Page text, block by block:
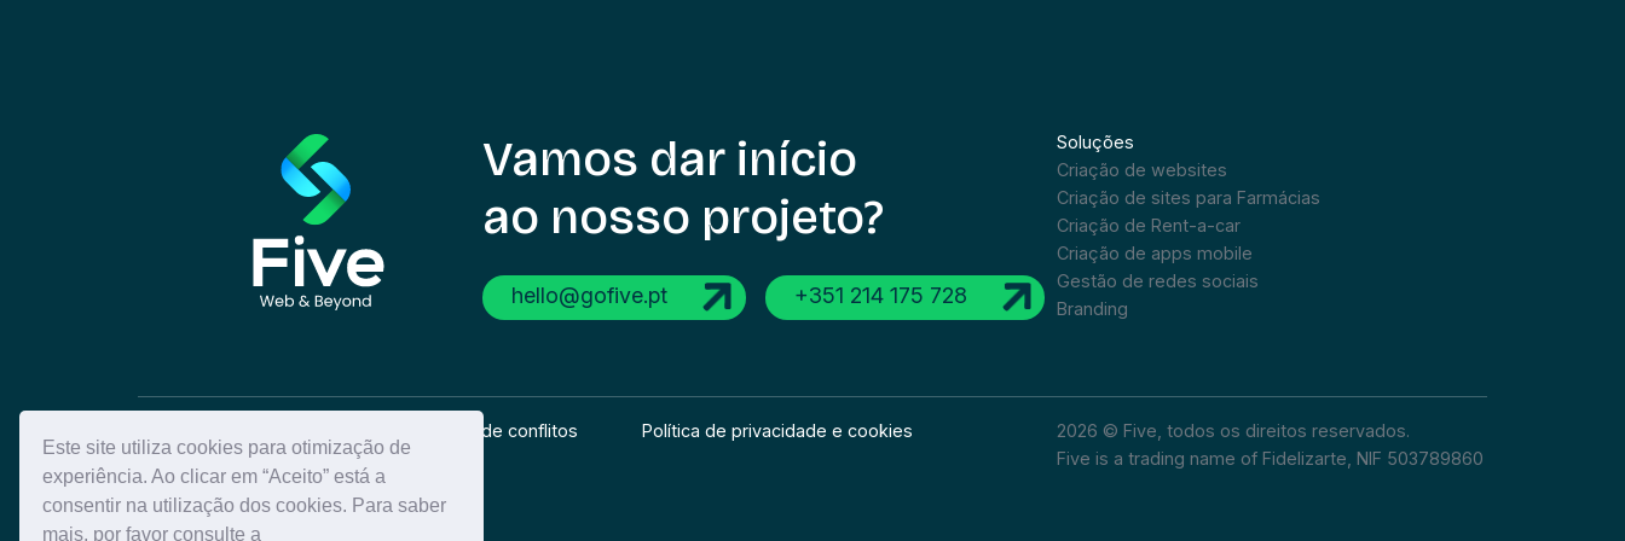
Este site utiliza cookies para otimização de
experiência. Ao clicar em “Aceito” está a
consentir na utilização dos cookies. Para saber
mais, por favor consulte a
Vamos dar início
ao nosso projeto?
hello@gofive.pt +351 214 175 728
Soluções
Criação de websites
Criação de sites para Farmácias
Criação de Rent-a-car
Criação de apps mobile
Gestão de redes sociais
Branding
Resolução de conflitos Política de privacidade e cookies
2026 © Five, todos os direitos reservados.
Five is a trading name of Fidelizarte, NIF 503789860